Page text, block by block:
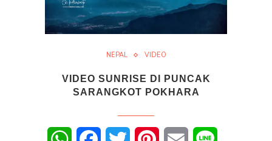
NEPAL VIDEO
VIDEO SUNRISE DI PUNCAK
SARANGKOT POKHARA